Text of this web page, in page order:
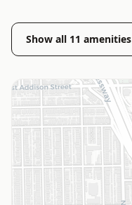
Show all 11 amenities